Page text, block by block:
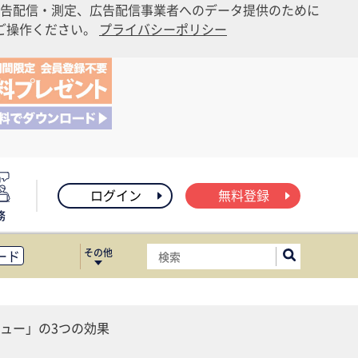
配信・測定、広告配信事業者へのデータ提供のために
作ください。 プライバシーポリシー
ログイン 無料登録
ド
ス移転
その他
ー」の3つの効果